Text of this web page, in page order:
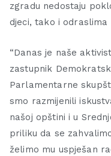
zgradu nedostaju
djeci, tako i
“Danas je naše
zastupnik
Parlamentarne
smo razmijenili
našoj opštini i u
priliku da se
želimo mu uspješan